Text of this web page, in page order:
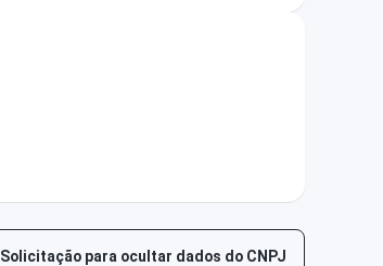
Solicitação para ocultar dados do CNPJ